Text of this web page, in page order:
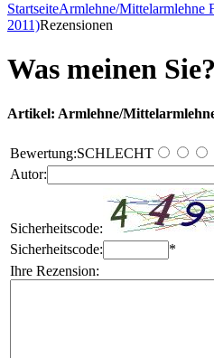
StartseiteArmlehne/Mittelarmlehne
2011)Rezensionen
Was meinen Sie?
Artikel: Armlehne/
Bewertung:SCHLECHT
Autor:
Sicherheitscode:
Sicherheitscode:
*
Ihre Rezension: